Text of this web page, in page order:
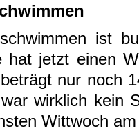
ist
hat jetzt einen
nur noch
wirklich kein
Wittwoch